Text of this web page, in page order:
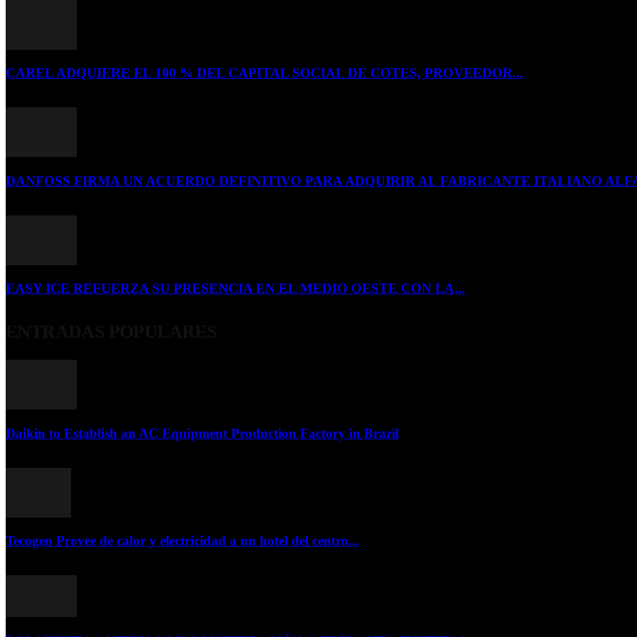
CAREL ADQUIERE EL 100 % DEL CAPITAL SOCIAL DE COTES, PROVEEDOR...
DANFOSS FIRMA UN ACUERDO DEFINITIVO PARA ADQUIRIR AL FABRICANTE ITALIANO
EASY ICE REFUERZA SU PRESENCIA EN EL MEDIO OESTE CON LA...
Daikin to Establish an AC Equipment Production Factory in Brazil
Tecogen Provee de calor y electricidad a un hotel del centro...